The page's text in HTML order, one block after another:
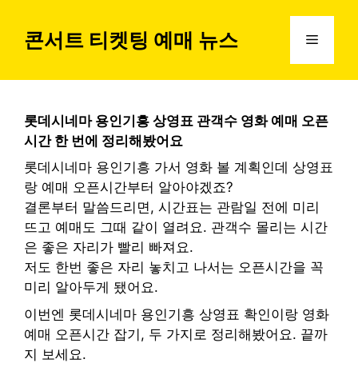
콘서트 티켓팅 예매 뉴스 메
롯데시네마 용인기흥 상영표 관객수 영화 예매 오픈
시간 한 번에 정리해봤어요
롯데시네마 용인기흥 가서 영화 볼 계획인데 상영표
랑 예매 오픈시간부터 알아야겠죠?
결론부터 말씀드리면, 시간표는 관람일 전에 미리
뜨고 예매도 그때 같이 열려요. 관객수 몰리는 시간
은 좋은 자리가 빨리 빠져요.
저도 한번 좋은 자리 놓치고 나서는 오픈시간을 꼭
미리 알아두게 됐어요.
이번엔 롯데시네마 용인기흥 상영표 확인이랑 영화
예매 오픈시간 잡기, 두 가지로 정리해봤어요. 끝까
지 보세요.